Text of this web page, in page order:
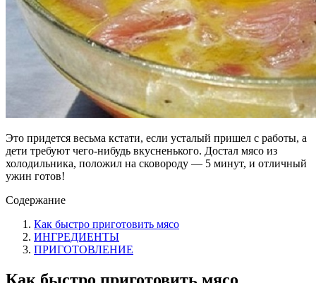
Это придется весьма кстати, если усталый пришел с работы, а
дети требуют чего-нибудь вкусненького. Достал мясо из
холодильника, положил на сковороду — 5 минут, и отличный
ужин готов!
Содержание
Как быстро приготовить мясо
ИНГРЕДИЕНТЫ
ПРИГОТОВЛЕНИЕ